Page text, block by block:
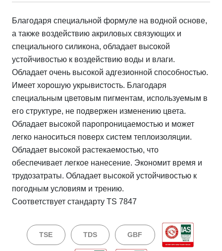
Благодаря специальной формуле на водной основе,
а также воздействию акриловых связующих и
специального силикона, обладает высокой
устойчивостью к воздействию воды и влаги.
Обладает очень высокой адгезионной способностью.
Имеет хорошую укрывистость. Благодаря
специальным цветовым пигментам, используемым в
его структуре, не подвержен изменению цвета.
Обладает высокой паропроницаемостью и может
легко наноситься поверх систем теплоизоляции.
Обладает высокой растекаемостью, что
обеспечивает легкое нанесение. Экономит время и
трудозатраты. Обладает высокой устойчивостью к
погодным условиям и трению.
Соответствует стандарту TS 7847
TSE TDS GBF